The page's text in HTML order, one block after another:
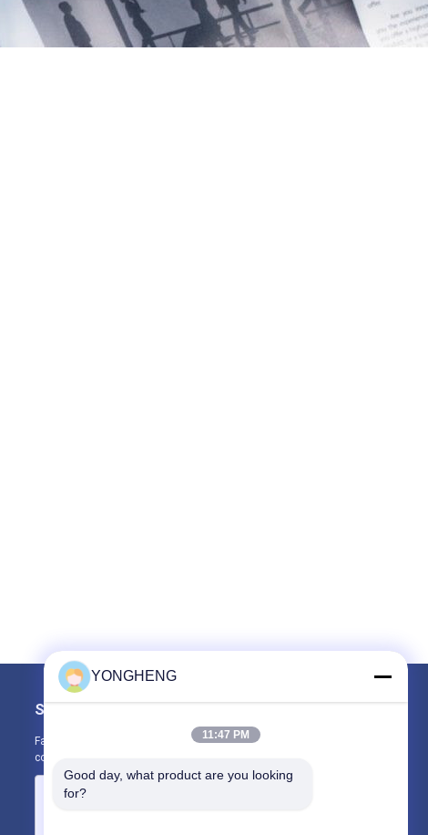
Scrivici
Fateci sapere la vostra esigenza. Collegheremo i migliori prodotti
con te.
YONGHENG
11:47 PM
Good day, what product are you looking
for?